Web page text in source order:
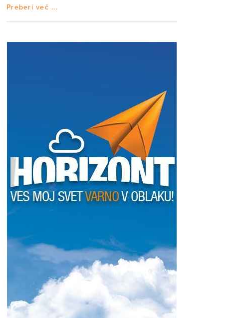
Preberi več ...